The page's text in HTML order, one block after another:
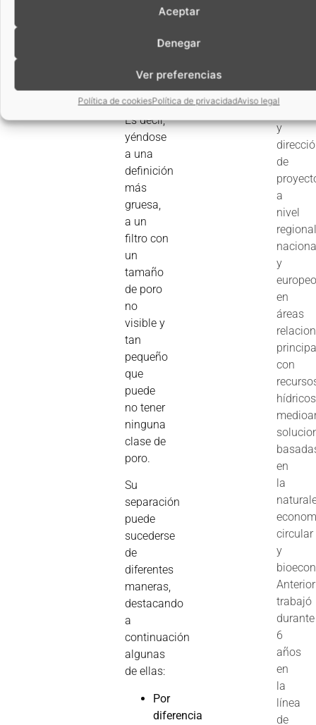
Aceptar
Denegar
Ver preferencias
Política de cookiesPolítica de privacidadAviso legal
corriente
concentrada
en
retenidas.
Es decir,
yéndose
a una
definición
más
gruesa,
a un
filtro con
un
tamaño
de poro
no
visible y
tan
pequeño
que
puede
no tener
ninguna
clase de
poro.
Su
separación
puede
sucederse
de
diferentes
maneras,
destacando
a
continuación
algunas
de ellas:
Por
diferencia
y
de
a
nivel
y
en
áreas
con
en
la
circular
y
trabajó
durante
6
años
en
la
línea
de